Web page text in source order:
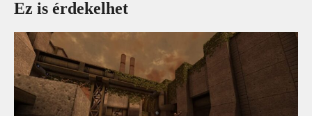
Ez is érdekelhet